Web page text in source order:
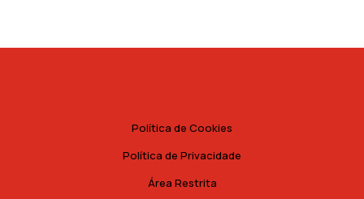
Política de Cookies
Política de Privacidade
Área Restrita